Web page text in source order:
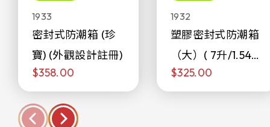
1933
密封式防潮箱 (珍
寶) (外觀設計註冊)
$358.00
1932
塑膠密封式防潮箱
（大）( 7升/1.54加
侖)
$325.00